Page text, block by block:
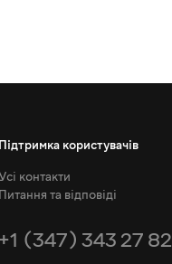
Підтримка користувачів
контакти
Питання та відповіді
+1 (347) 343 27 82